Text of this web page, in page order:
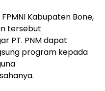
Kabupaten Bone,
tersebut
PT. PNM dapat
program kepada